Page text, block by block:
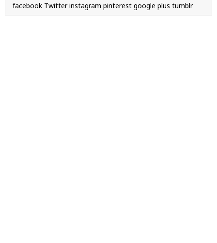
facebook Twitter instagram pinterest google plus tumblr